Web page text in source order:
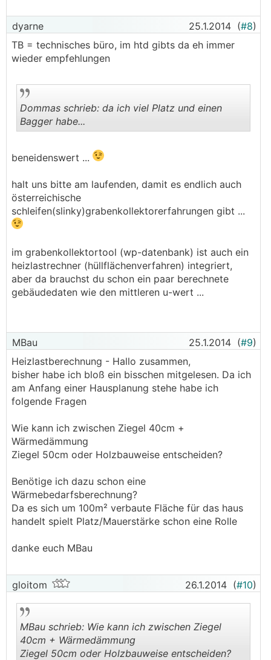
dyarne 25.1.2014 (#8)
TB = technisches büro, im htd gibts da eh immer
wieder empfehlungen
Dommas schrieb: da ich viel Platz und einen
Bagger habe...
beneidenswert ...
halt uns bitte am laufenden, damit es endlich auch
österreichische
schleifen(slinky)grabenkollektorerfahrungen gibt ...
im grabenkollektortool (wp-datenbank) ist auch ein
heizlastrechner (hüllflächenverfahren) integriert,
aber da brauchst du schon ein paar berechnete
gebäudedaten wie den mittleren u-wert ...
MBau 25.1.2014 (#9)
Heizlastberechnung - Hallo zusammen,
bisher habe ich bloß ein bisschen mitgelesen. Da ich
am Anfang einer Hausplanung stehe habe ich
folgende Fragen
Wie kann ich zwischen Ziegel 40cm +
Wärmedämmung
Ziegel 50cm oder Holzbauweise entscheiden?
Benötige ich dazu schon eine
Wärmebedarfsberechnung?
Da es sich um 100m² verbaute Fläche für das haus
handelt spielt Platz/Mauerstärke schon eine Rolle
danke euch MBau
gloitom 26.1.2014 (#10)
MBau schrieb: Wie kann ich zwischen Ziegel
40cm + Wärmedämmung
Ziegel 50cm oder Holzbauweise entscheiden?